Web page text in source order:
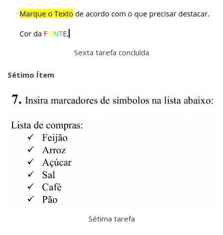
Sexta tarefa concluída
Sétimo Ítem
Sétima tarefa